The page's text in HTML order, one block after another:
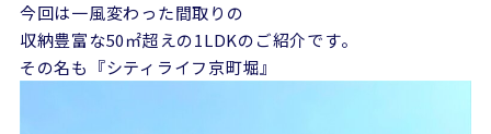
今回は一風変わった間取りの
収納豊富な50㎡超えの1LDKのご紹介です。
その名も『シティライフ京町堀』